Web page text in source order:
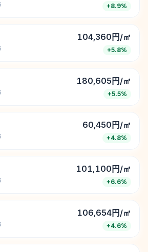
+8.9%
104,360円/㎡
+5.8%
180,605円/㎡
+5.5%
60,450円/㎡
+4.8%
101,100円/㎡
+6.6%
106,654円/㎡
+4.6%